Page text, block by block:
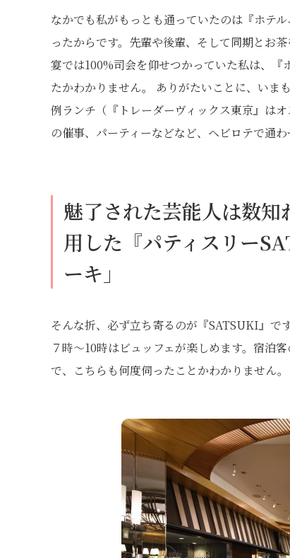
なかでも私がもっとも通っていたのは『ホテ
ったからです。先輩や後輩、そして同期とお
宴では100%司会を仰せつかっていた私は、
たかわかりません。 ありがたいことに、いま
例ランチ（『トレーダーヴィックス東京』は
の催事、パーティーなどなど、ヘビロテで通わ
魅了された芸能人は数
用した『パティスリー
ーキ」
そんな折、必ず立ち寄るのが『SATSUKI』で
７時～10時はビュッフェが楽しめます。宿泊
で、こちらも何度伺ったことかわかりません。